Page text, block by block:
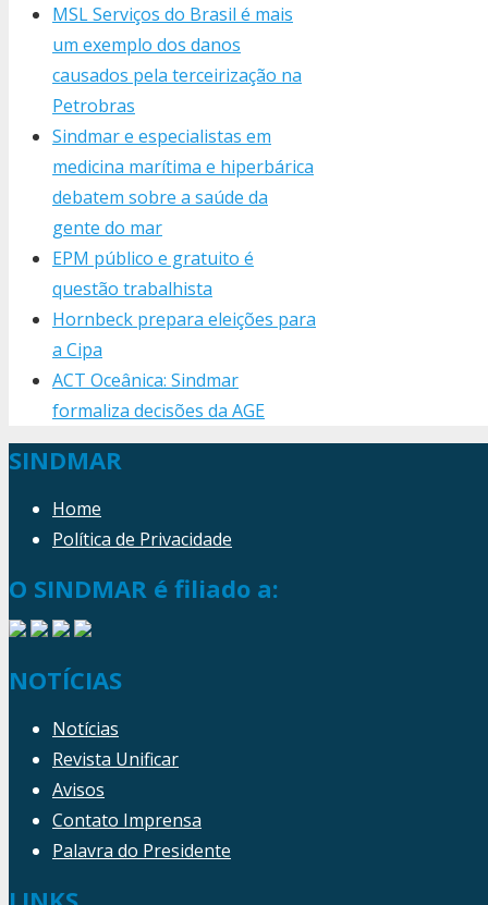
MSL Serviços do Brasil é mais
um exemplo dos danos
causados pela terceirização na
Petrobras
Sindmar e especialistas em
medicina marítima e hiperbárica
debatem sobre a saúde da
gente do mar
EPM público e gratuito é
questão trabalhista
Hornbeck prepara eleições para
a Cipa
ACT Oceânica: Sindmar
formaliza decisões da AGE
SINDMAR
Home
Política de Privacidade
O SINDMAR é filiado a:
NOTÍCIAS
Notícias
Revista Unificar
Avisos
Contato Imprensa
Palavra do Presidente